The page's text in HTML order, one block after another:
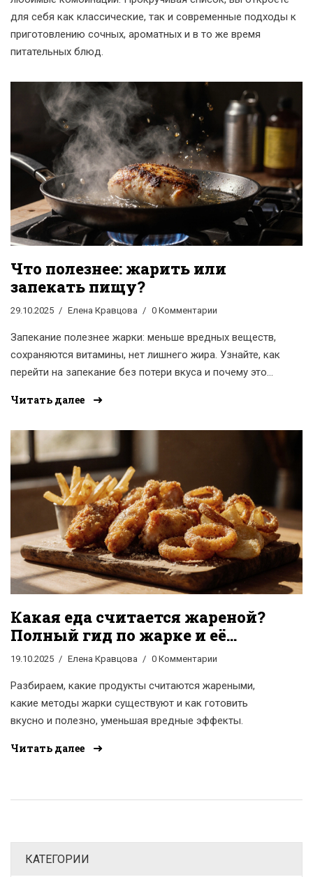
для себя как классические, так и современные подходы к
приготовлению сочных, ароматных и в то же время
питательных блюд.
Что полезнее: жарить или
запекать пищу?
29.10.2025 Елена Кравцова 0 Комментарии
Запекание полезнее жарки: меньше вредных веществ,
сохраняются витамины, нет лишнего жира. Узнайте, как
перейти на запекание без потери вкуса и почему это
Читать далее
Какая еда считается жареной?
Полный гид по жарке и её
видам
19.10.2025 Елена Кравцова 0 Комментарии
Разбираем, какие продукты считаются жареными,
какие методы жарки существуют и как готовить
вкусно и полезно, уменьшая вредные эффекты.
Читать далее
КАТЕГОРИИ